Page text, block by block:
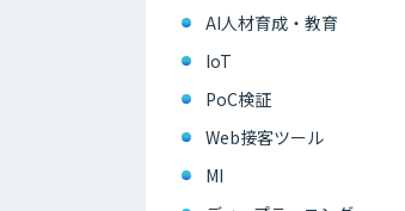
AI人材育成・教育
IoT
PoC検証
Web接客ツール
MI